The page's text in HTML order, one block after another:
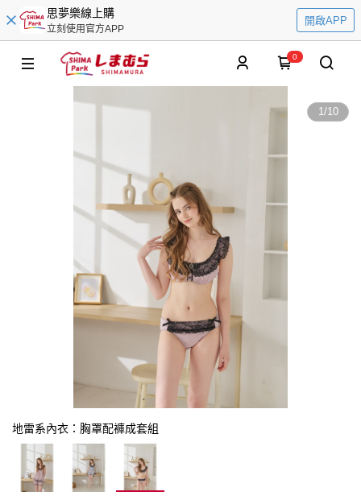
思夢樂線上購
立刻使用官方APP
開啟APP
0
1/10
地雷系內衣：胸罩配褲成套組